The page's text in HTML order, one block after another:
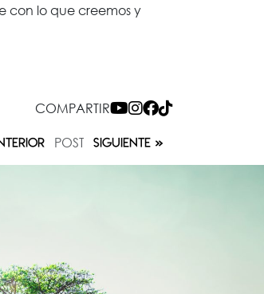
con lo que creemos y
COMPARTIR
POST SIGUIENTE